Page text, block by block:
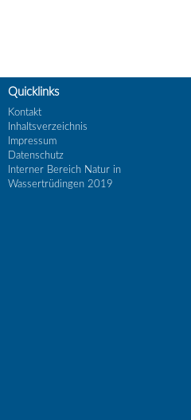
Quicklinks
Kontakt
Inhaltsverzeichnis
Impressum
Datenschutz
Interner Bereich Natur in
Wassertrüdingen 2019